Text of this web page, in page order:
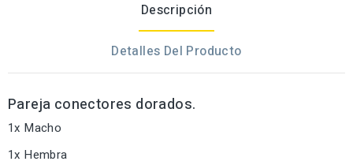
Descripción
Detalles Del Producto
Pareja conectores dorados.
1x Macho
1x Hembra